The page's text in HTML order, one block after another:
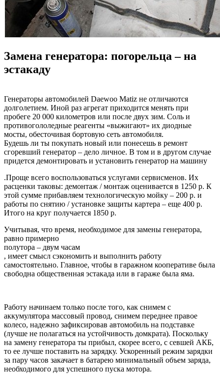
Замена генератора: погорельца – на
эстакаду
Генераторы автомобилей Daewoo Matiz не отличаются
долголетием. Иной раз агрегат приходится менять при
пробеге 20 000 километров или после двух зим. Соль и
противогололедные реагенты «выжигают» их диодные
мосты, обесточивая бортовую сеть автомобиля.
Будешь ли ты покупать новый или понесешь в ремонт
сгоревший генератор – дело личное. В том и в другом случае
придется демонтировать и установить генератор на машину
.Проще всего воспользоваться услугами сервисменов. Их
расценки таковы: демонтаж / монтаж оценивается в 1250 р. К
этой сумме прибавляем технологическую мойку – 200 р. и
работы по снятию / установке защиты картера – еще 400 р.
Итого на круг получается 1850 р.
Учитывая, что время, необходимое для замены генератора,
равно примерно
полутора – двум часам
, имеет смысл сэкономить и выполнить работу
самостоятельно. Главное, чтобы в гаражном кооперативе была
свободна общественная эстакада или в гараже была яма.
Работу начинаем только после того, как снимем с
аккумулятора массовый провод, снимем переднее правое
колесо, надежно зафиксировав автомобиль на подставке
(лучше не полагаться на устойчивость домкрата). Поскольку
на замену генератора ты прибыл, скорее всего, с севшей АКБ,
то ее лучше поставить на зарядку. Ускоренный режим зарядки
за пару часов закачает в батарею минимальный объем заряда,
необходимого для успешного пуска мотора.